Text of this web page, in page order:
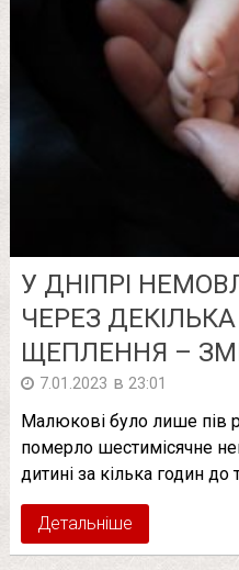
У ДНІПРІ
ЧЕРЕЗ
ЩЕПЛЕННЯ –
7.01.2023 в 23:01
Малюкові було лише пів
померло шестимісячне
дитині за кілька годин до
Детальніше